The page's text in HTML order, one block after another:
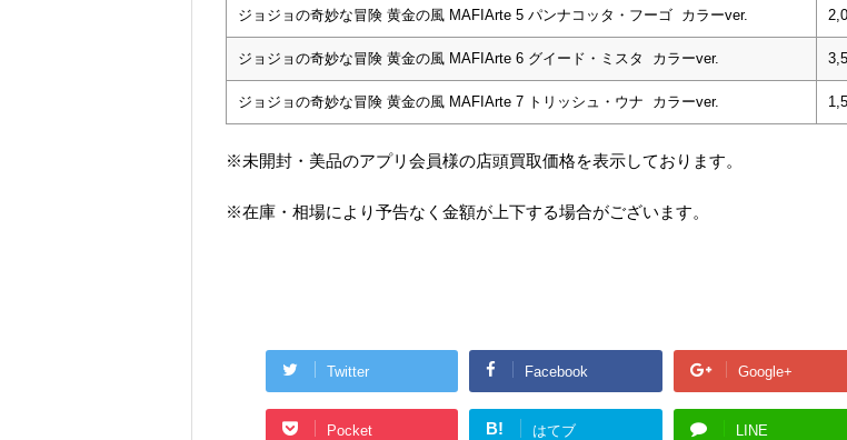
ジョジョの奇妙な冒険 黄金の風 MAFIArte 5 パンナコッタ・フーゴ カラーver.
ジョジョの奇妙な冒険 黄金の風 MAFIArte 6 グイード・ミスタ カラーver.
ジョジョの奇妙な冒険 黄金の風 MAFIArte 7 トリッシュ・ウナ カラーver.
※未開封・美品のアプリ会員様の店頭買取価格を表示しております。
※在庫・相場により予告なく金額が上下する場合がございます。
Twitter Facebook Google+
Pocket B! はてブ LINE